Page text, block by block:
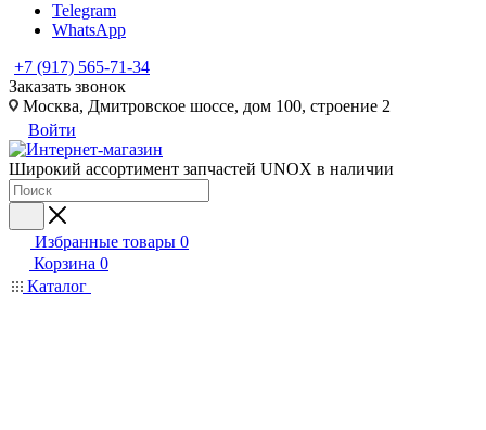
Telegram
WhatsApp
+7 (917) 565-71-34
Заказать звонок
Москва, Дмитровское шоссе, дом 100, строение 2
Войти
Широкий ассортимент запчастей UNOX в наличии
Избранные товары 0
Корзина 0
Каталог